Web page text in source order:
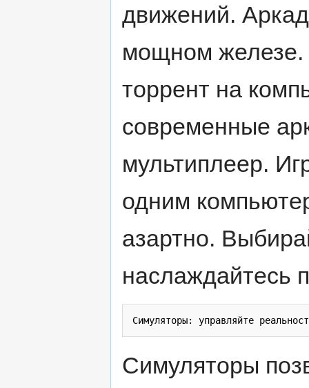
движений.
мощном железе.
торрент на
современные
мультиплеер.
одним
азартно.
наслаждайтесь
Симуляторы